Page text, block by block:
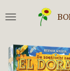
direct
de
hoofdinhoud